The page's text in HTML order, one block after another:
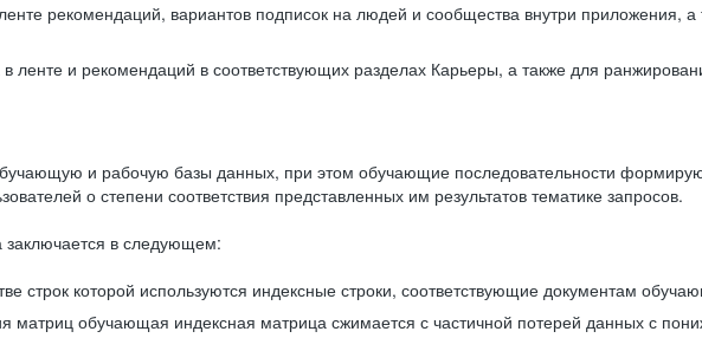
рекомендаций, вариантов подписок на людей и сообщества внутри приложения,
ленте и рекомендаций в соответствующих разделах Карьеры, а также для
и рабочую базы данных, при этом обучающие последовательности
о степени соответствия представленных им результатов тематике запросов.
заключается в следующем:
строк которой используются индексные строки, соответствующие документам
матриц обучающая индексная матрица сжимается с частичной потерей данных с